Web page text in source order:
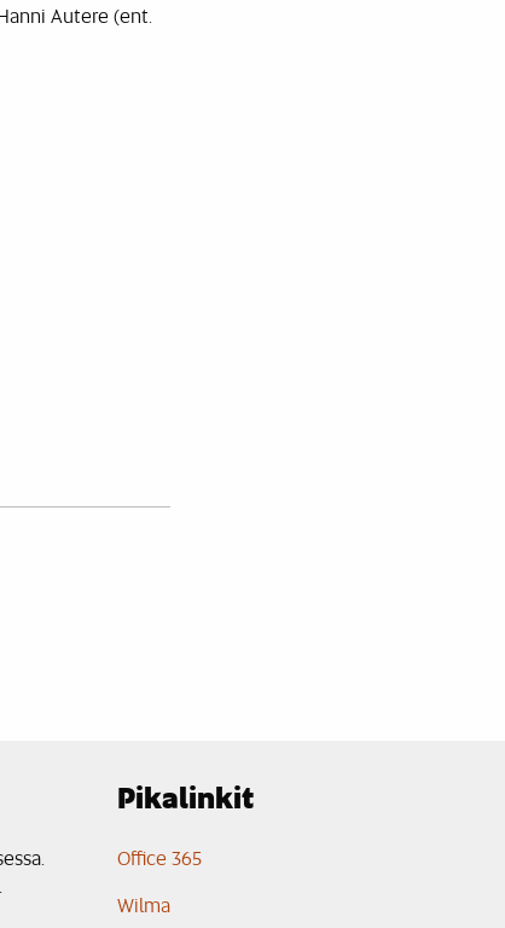
Autere (ent.
Pikalinkit
Office 365
Wilma